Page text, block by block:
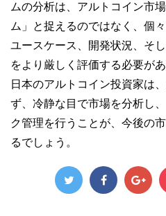
ムの分析は、アルトコイン市
ム」と捉えるのではなく、個
ユースケース、開発状況、そ
をより厳しく評価する必要が
日本のアルトコイン投資家は
ず、冷静な目で市場を分析し
ク管理を行うことが、今後の
るでしょう。